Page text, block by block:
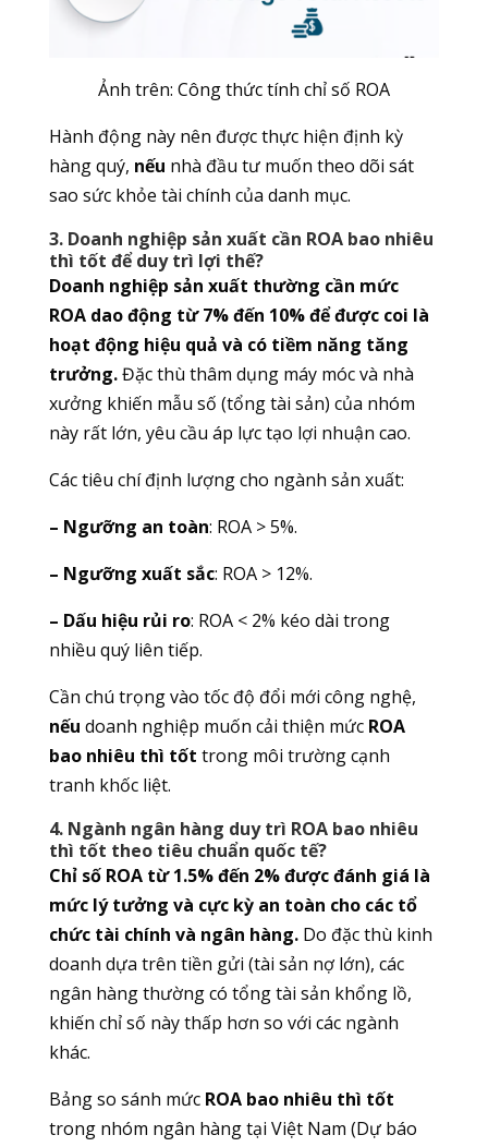
Ảnh trên: Công thức tính chỉ số ROA
Hành động này nên được thực hiện định kỳ
hàng quý, nếu nhà đầu tư muốn theo dõi sát
sao sức khỏe tài chính của danh mục.
3. Doanh nghiệp sản xuất cần ROA bao nhiêu
thì tốt để duy trì lợi thế?
Doanh nghiệp sản xuất thường cần mức
ROA dao động từ 7% đến 10% để được coi là
hoạt động hiệu quả và có tiềm năng tăng
trưởng.Đặc thù thâm dụng máy móc và nhà
xưởng khiến mẫu số (tổng tài sản) của nhóm
này rất lớn, yêu cầu áp lực tạo lợi nhuận cao.
Các tiêu chí định lượng cho ngành sản xuất:
– Ngưỡng an toàn: ROA > 5%.
– Ngưỡng xuất sắc: ROA > 12%.
– Dấu hiệu rủi ro: ROA < 2% kéo dài trong
nhiều quý liên tiếp.
Cần chú trọng vào tốc độ đổi mới công nghệ,
nếu doanh nghiệp muốn cải thiện mức ROA
bao nhiêu thì tốt trong môi trường cạnh
tranh khốc liệt.
4. Ngành ngân hàng duy trì ROA bao nhiêu
thì tốt theo tiêu chuẩn quốc tế?
Chỉ số ROA từ 1.5% đến 2% được đánh giá là
mức lý tưởng và cực kỳ an toàn cho các tổ
chức tài chính và ngân hàng.Do đặc thù kinh
doanh dựa trên tiền gửi (tài sản nợ lớn), các
ngân hàng thường có tổng tài sản khổng lồ,
khiến chỉ số này thấp hơn so với các ngành
khác.
Bảng so sánh mức ROA bao nhiêu thì tốt
trong nhóm ngân hàng tại Việt Nam (Dự báo